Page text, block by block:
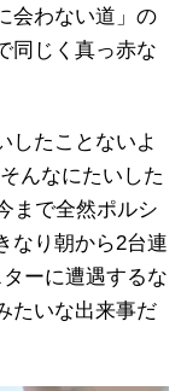
会わない道」の
同じく真っ赤な
したことないよ
んなにたいした
まで全然ポルシ
なり朝から2台連
ーに遭遇するな
たいな出来事だ